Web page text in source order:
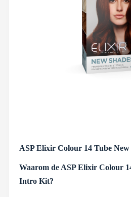
ASP Elixir Colour 14 Tube
Waarom de ASP Elixir Colour
Intro Kit?